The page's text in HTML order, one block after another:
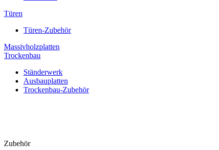
Türen
Türen-Zubehör
Massivholzplatten
Trockenbau
Ständerwerk
Ausbauplatten
Trockenbau-Zubehör
Zubehör